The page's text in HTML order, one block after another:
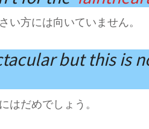
い方には向いていません。
but this is
はだめでしょう。